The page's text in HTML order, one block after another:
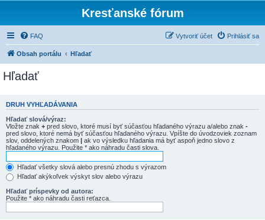
Kresťanské fórum
FAQ Prihlásiť sa
Vytvoriť účet
Obsah portálu Hľadať
Hľadať
DRUH VYHĽADÁVANIA
Hľadať slová/výraz:
Vložte znak + pred slovo, ktoré musí byť súčasťou hľadaného výrazu a/alebo znak -
pred slovo, ktoré nemá byť súčasťou hľadaného výrazu. Vpíšte do úvodzoviek zoznam
slov, oddelených znakom | ak vo výsledku hľadania má byť aspoň jedno slovo z
hľadaného výrazu. Použite * ako náhradu časti slova.
Hľadať všetky slová alebo presnú zhodu s výrazom
Hľadať akýkoľvek výskyt slov alebo výrazu
Hľadať príspevky od autora:
Použite * ako náhradu časti reťazca.